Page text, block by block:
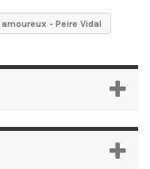
amoureux - Peire Vidal